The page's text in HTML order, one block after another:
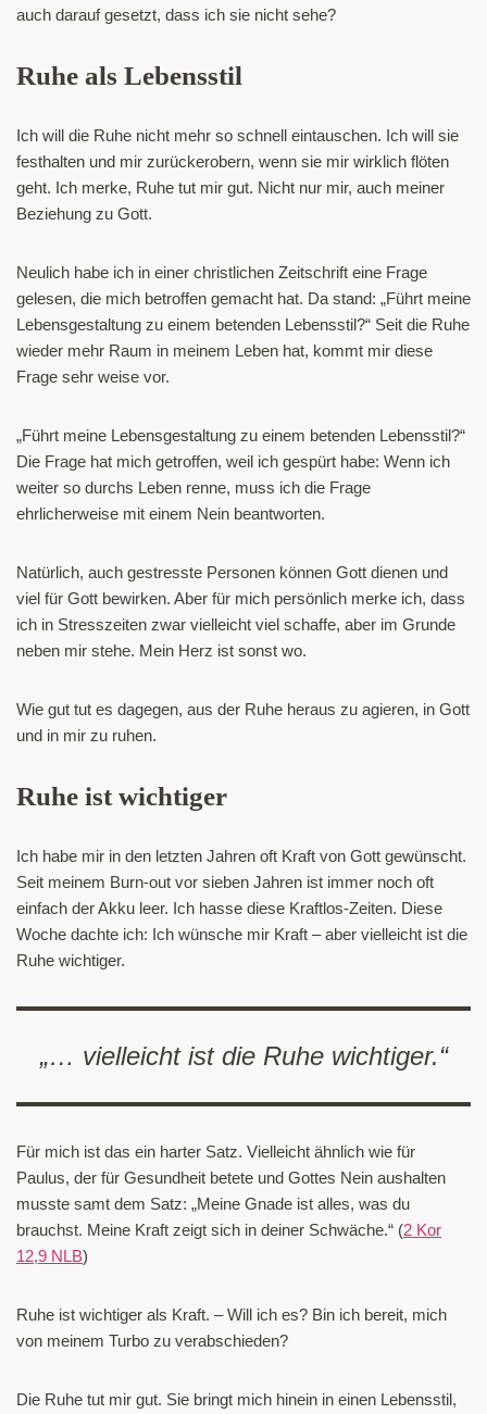
auch darauf gesetzt, dass ich sie nicht sehe?
Ruhe als Lebensstil
Ich will die Ruhe nicht mehr so schnell eintauschen. Ich will sie
festhalten und mir zurückerobern, wenn sie mir wirklich flöten
geht. Ich merke, Ruhe tut mir gut. Nicht nur mir, auch meiner
Beziehung zu Gott.
Neulich habe ich in einer christlichen Zeitschrift eine Frage
gelesen, die mich betroffen gemacht hat. Da stand: „Führt meine
Lebensgestaltung zu einem betenden Lebensstil?“ Seit die Ruhe
wieder mehr Raum in meinem Leben hat, kommt mir diese
Frage sehr weise vor.
„Führt meine Lebensgestaltung zu einem betenden Lebensstil?“
Die Frage hat mich getroffen, weil ich gespürt habe: Wenn ich
weiter so durchs Leben renne, muss ich die Frage
ehrlicherweise mit einem Nein beantworten.
Natürlich, auch gestresste Personen können Gott dienen und
viel für Gott bewirken. Aber für mich persönlich merke ich, dass
ich in Stresszeiten zwar vielleicht viel schaffe, aber im Grunde
neben mir stehe. Mein Herz ist sonst wo.
Wie gut tut es dagegen, aus der Ruhe heraus zu agieren, in Gott
und in mir zu ruhen.
Ruhe ist wichtiger
Ich habe mir in den letzten Jahren oft Kraft von Gott gewünscht.
Seit meinem Burn-out vor sieben Jahren ist immer noch oft
einfach der Akku leer. Ich hasse diese Kraftlos-Zeiten. Diese
Woche dachte ich: Ich wünsche mir Kraft – aber vielleicht ist die
Ruhe wichtiger.
„… vielleicht ist die Ruhe wichtiger.“
Für mich ist das ein harter Satz. Vielleicht ähnlich wie für
Paulus, der für Gesundheit betete und Gottes Nein aushalten
musste samt dem Satz: „Meine Gnade ist alles, was du
brauchst. Meine Kraft zeigt sich in deiner Schwäche.“ (2 Kor
12,9 NLB)
Ruhe ist wichtiger als Kraft. – Will ich es? Bin ich bereit, mich
von meinem Turbo zu verabschieden?
Die Ruhe tut mir gut. Sie bringt mich hinein in einen Lebensstil,